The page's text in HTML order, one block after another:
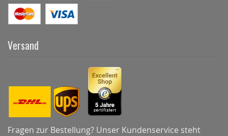
Versand
Fragen zur Bestellung? Unser Kundenservice steht